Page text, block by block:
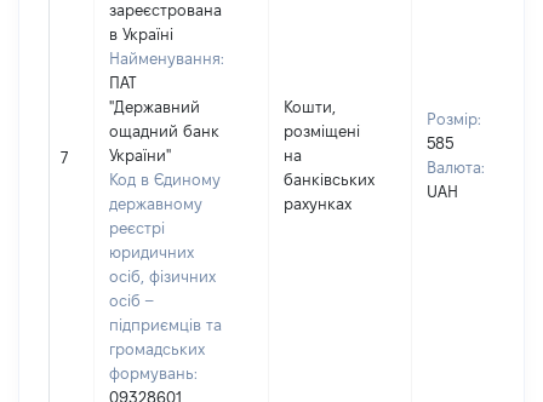
7
зареєстрована
в Україні
Найменування:
ПАТ
"Державний
ощадний банк
України"
Код в Єдиному
державному
реєстрі
юридичних
осіб, фізичних
осіб –
підприємців та
громадських
формувань:
09328601
Кошти,
розміщені
на
банківських
рахунках
Розмір:
585
Валюта:
UAH